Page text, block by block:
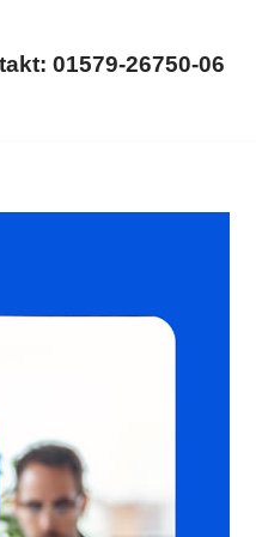
01579-26750-06